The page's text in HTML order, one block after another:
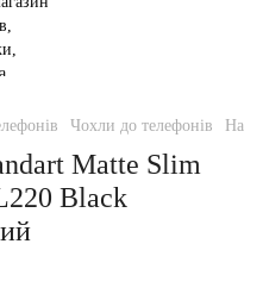
Чохли до телефонів
Matte Slim
Black